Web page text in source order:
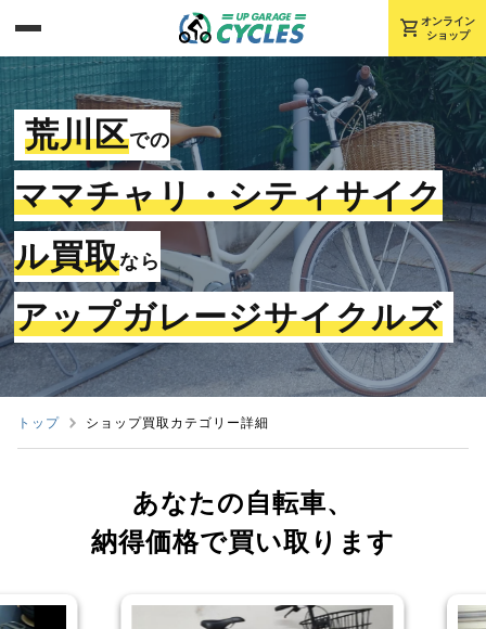
shopping_cart オンライン
ショップ
荒川区での
ママチャリ・シティサイク
ル買取なら
アップガレージサイクルズ
トップ ショップ買取カテゴリー詳細
あなたの自転車、
納得価格で買い取ります